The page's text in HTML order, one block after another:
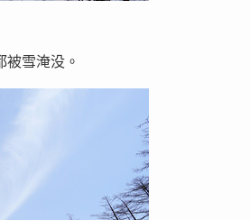
被雪淹没。